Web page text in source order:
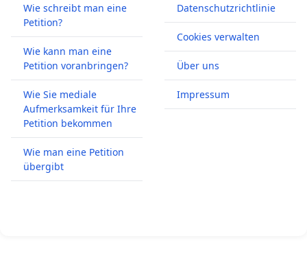
Wie schreibt man eine
Petition?
Wie kann man eine
Petition voranbringen?
Wie Sie mediale
Aufmerksamkeit für Ihre
Petition bekommen
Wie man eine Petition
übergibt
Datenschutzrichtlinie
Cookies verwalten
Über uns
Impressum